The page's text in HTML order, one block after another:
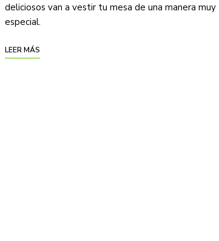
deliciosos van a vestir tu mesa de una manera muy
especial.
LEER MÁS